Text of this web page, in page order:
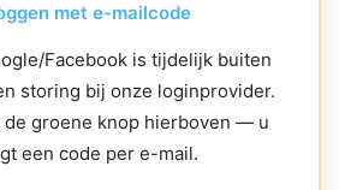
met e-mailcode
Facebook is tijdelijk buiten
storing bij onze loginprovider.
de groene knop hierboven — u
een code per e-mail.